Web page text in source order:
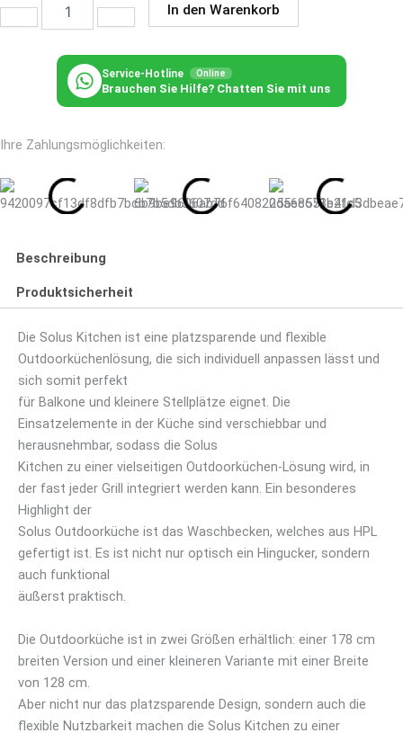
Farben
In den Warenkorb
Service-Hotline Online
Brauchen Sie Hilfe? Chatten Sie mit uns
Ihre Zahlungsmöglichkeiten:
Beschreibung
Produktsicherheit
Die Solus Kitchen ist eine platzsparende und flexible
Outdoorküchenlösung, die sich individuell anpassen lässt und
sich somit perfekt
für Balkone und kleinere Stellplätze eignet. Die
Einsatzelemente in der Küche sind verschiebbar und
herausnehmbar, sodass die Solus
Kitchen zu einer vielseitigen Outdoorküchen-Lösung wird, in
der fast jeder Grill integriert werden kann. Ein besonderes
Highlight der
Solus Outdoorküche ist das Waschbecken, welches aus HPL
gefertigt ist. Es ist nicht nur optisch ein Hingucker, sondern
auch funktional
äußerst praktisch.
Die Outdoorküche ist in zwei Größen erhältlich: einer 178 cm
breiten Version und einer kleineren Variante mit einer Breite
von 128 cm.
Aber nicht nur das platzsparende Design, sondern auch die
flexible Nutzbarkeit machen die Solus Kitchen zu einer